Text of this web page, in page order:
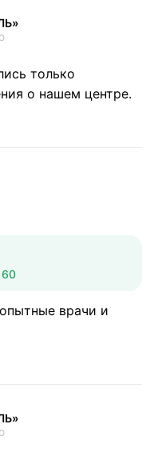
только
о нашем центре.
60
врачи и